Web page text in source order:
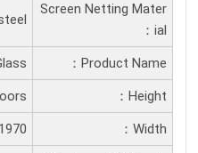
Screen Netting Mater
Ial：
Product Name：
Height：
Width：
1970- 3000mm or Customized